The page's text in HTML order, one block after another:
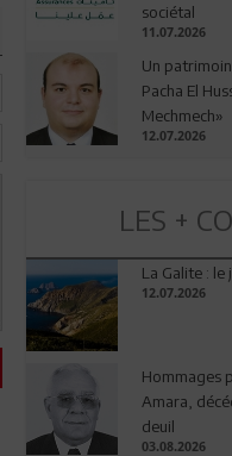
sociétal
11.07.2026
Un
Pacha El
Mechmech»
12.07.2026
LES +
La Galite :
12.07.2026
Hommages
Amara,
deuil
03.08.2026